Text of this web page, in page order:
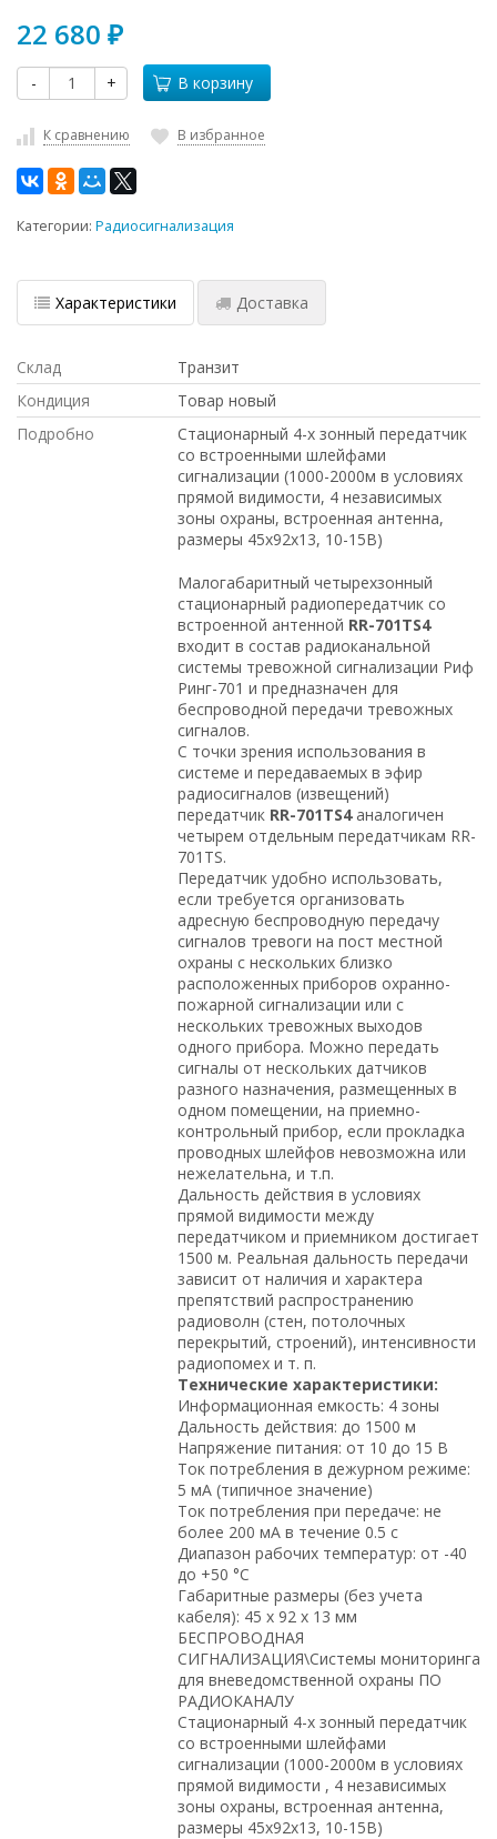
22 680 ₽
- + В корзину
К сравнению В избранное
Категории: Радиосигнализация
Характеристики Доставка
Склад
Транзит
Кондиция
Товар новый
Подробно
Стационарный 4-х зонный передатчик
со встроенными шлейфами
сигнализации (1000-2000м в условиях
прямой видимости, 4 независимых
зоны охраны, встроенная антенна,
размеры 45х92х13, 10-15В)
Малогабаритный четырехзонный
стационарный радиопередатчик со
встроенной антенной RR-701TS4
входит в состав радиоканальной
системы тревожной сигнализации Риф
Ринг-701 и предназначен для
беспроводной передачи тревожных
сигналов.
С точки зрения использования в
системе и передаваемых в эфир
радиосигналов (извещений)
передатчик RR-701TS4аналогичен
четырем отдельным передатчикам RR-
701TS.
Передатчик удобно использовать,
если требуется организовать
адресную беспроводную передачу
сигналов тревоги на пост местной
охраны с нескольких близко
расположенных приборов охранно-
пожарной сигнализации или с
нескольких тревожных выходов
одного прибора. Можно передать
сигналы от нескольких датчиков
разного назначения, размещенных в
одном помещении, на приемно-
контрольный прибор, если прокладка
проводных шлейфов невозможна или
нежелательна, и т.п.
Дальность действия в условиях
прямой видимости между
передатчиком и приемником достигает
1500 м. Реальная дальность передачи
зависит от наличия и характера
препятствий распространению
радиоволн (стен, потолочных
перекрытий, строений), интенсивности
радиопомех и т. п.
Технические характеристики:
Информационная емкость: 4 зоны
Дальность действия: до 1500 м
Напряжение питания: от 10 до 15 В
Ток потребления в дежурном режиме:
5 мА (типичное значение)
Ток потребления при передаче: не
более 200 мА в течение 0.5 с
Диапазон рабочих температур: от -40
до +50 °C
Габаритные размеры (без учета
кабеля): 45 х 92 х 13 мм
БЕСПРОВОДНАЯ
СИГНАЛИЗАЦИЯ\Системы мониторинга
для вневедомственной охраны ПО
РАДИОКАНАЛУ
Стационарный 4-х зонный передатчик
со встроенными шлейфами
сигнализации (1000-2000м в условиях
прямой видимости , 4 независимых
зоны охраны, встроенная антенна,
размеры 45х92х13, 10-15В)